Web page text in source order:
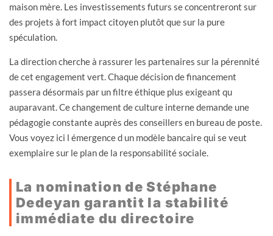
maison mère. Les investissements futurs se concentreront sur
des projets à fort impact citoyen plutôt que sur la pure
spéculation.
La direction cherche à rassurer les partenaires sur la pérennité
de cet engagement vert. Chaque décision de financement
passera désormais par un filtre éthique plus exigeant qu
auparavant. Ce changement de culture interne demande une
pédagogie constante auprès des conseillers en bureau de poste.
Vous voyez ici l émergence d un modèle bancaire qui se veut
exemplaire sur le plan de la responsabilité sociale.
La nomination de Stéphane
Dedeyan garantit la stabilité
immédiate du directoire